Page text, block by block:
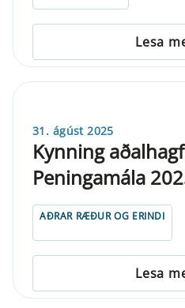
Lesa
31. ágúst 2025
Kynning
Peningamála
AÐRAR RÆÐUR OG ERINDI
Lesa